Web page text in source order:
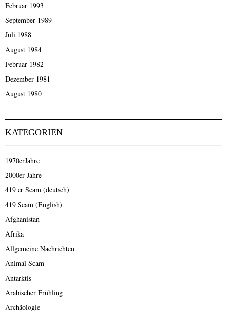
Februar 1993
September 1989
Juli 1988
August 1984
Februar 1982
Dezember 1981
August 1980
KATEGORIEN
1970erJahre
2000er Jahre
419 er Scam (deutsch)
419 Scam (English)
Afghanistan
Afrika
Allgemeine Nachrichten
Animal Scam
Antarktis
Arabischer Frühling
Archäologie